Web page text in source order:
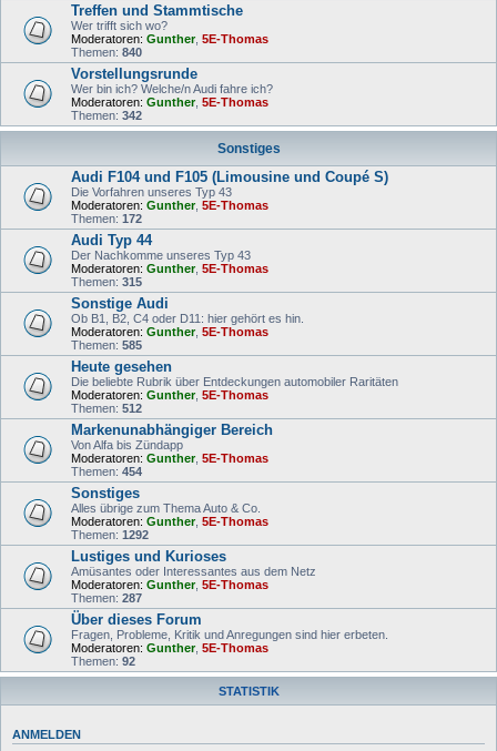
Treffen und Stammtische
Wer trifft sich wo?
Moderatoren: Gunther, 5E-Thomas
Themen: 840
Vorstellungsrunde
Wer bin ich? Welche/n Audi fahre ich?
Moderatoren: Gunther, 5E-Thomas
Themen: 342
Sonstiges
Audi F104 und F105 (Limousine und Coupé S)
Die Vorfahren unseres Typ 43
Moderatoren: Gunther, 5E-Thomas
Themen: 172
Audi Typ 44
Der Nachkomme unseres Typ 43
Moderatoren: Gunther, 5E-Thomas
Themen: 315
Sonstige Audi
Ob B1, B2, C4 oder D11: hier gehört es hin.
Moderatoren: Gunther, 5E-Thomas
Themen: 585
Heute gesehen
Die beliebte Rubrik über Entdeckungen automobiler Raritäten
Moderatoren: Gunther, 5E-Thomas
Themen: 512
Markenunabhängiger Bereich
Von Alfa bis Zündapp
Moderatoren: Gunther, 5E-Thomas
Themen: 454
Sonstiges
Alles übrige zum Thema Auto & Co.
Moderatoren: Gunther, 5E-Thomas
Themen: 1292
Lustiges und Kurioses
Amüsantes oder Interessantes aus dem Netz
Moderatoren: Gunther, 5E-Thomas
Themen: 287
Über dieses Forum
Fragen, Probleme, Kritik und Anregungen sind hier erbeten.
Moderatoren: Gunther, 5E-Thomas
Themen: 92
STATISTIK
ANMELDEN